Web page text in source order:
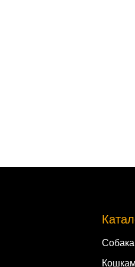
Кошкам